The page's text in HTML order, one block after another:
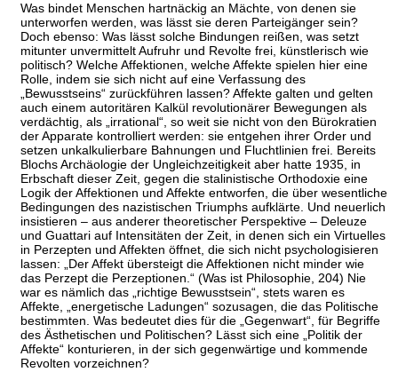
Was bindet Menschen hartnäckig an Mächte, von denen sie
unterworfen werden, was lässt sie deren Parteigänger sein?
Doch ebenso: Was lässt solche Bindungen reißen, was setzt
mitunter unvermittelt Aufruhr und Revolte frei, künstlerisch wie
politisch? Welche Affektionen, welche Affekte spielen hier eine
Rolle, indem sie sich nicht auf eine Verfassung des
„Bewusstseins“ zurückführen lassen? Affekte galten und gelten
auch einem autoritären Kalkül revolutionärer Bewegungen als
verdächtig, als „irrational“, so weit sie nicht von den Bürokratien
der Apparate kontrolliert werden: sie entgehen ihrer Order und
setzen unkalkulierbare Bahnungen und Fluchtlinien frei. Bereits
Blochs Archäologie der Ungleichzeitigkeit aber hatte 1935, in
Erbschaft dieser Zeit, gegen die stalinistische Orthodoxie eine
Logik der Affektionen und Affekte entworfen, die über wesentliche
Bedingungen des nazistischen Triumphs aufklärte. Und neuerlich
insistieren – aus anderer theoretischer Perspektive – Deleuze
und Guattari auf Intensitäten der Zeit, in denen sich ein Virtuelles
in Perzepten und Affekten öffnet, die sich nicht psychologisieren
lassen: „Der Affekt übersteigt die Affektionen nicht minder wie
das Perzept die Perzeptionen.“ (Was ist Philosophie, 204) Nie
war es nämlich das „richtige Bewusstsein“, stets waren es
Affekte, „energetische Ladungen“ sozusagen, die das Politische
bestimmten. Was bedeutet dies für die „Gegenwart“, für Begriffe
des Ästhetischen und Politischen? Lässt sich eine „Politik der
Affekte“ konturieren, in der sich gegenwärtige und kommende
Revolten vorzeichnen?